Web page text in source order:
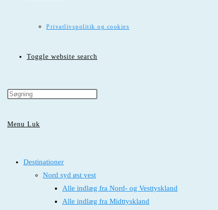
Privatlivspolitik og cookies
Toggle website search
Menu Luk
Destinationer
Nord syd øst vest
Alle indlæg fra Nord- og Vesttyskland
Alle indlæg fra Midttyskland